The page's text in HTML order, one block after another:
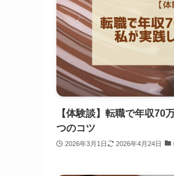
【体験談】転職で年収70
つのコツ
2026年3月1日 2026年4月24日